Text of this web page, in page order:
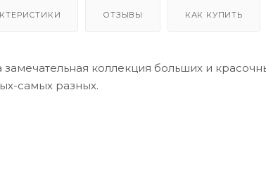
ОТЗЫВЫ КАК КУПИТЬ
замечательная коллекция больших и
самых разных.